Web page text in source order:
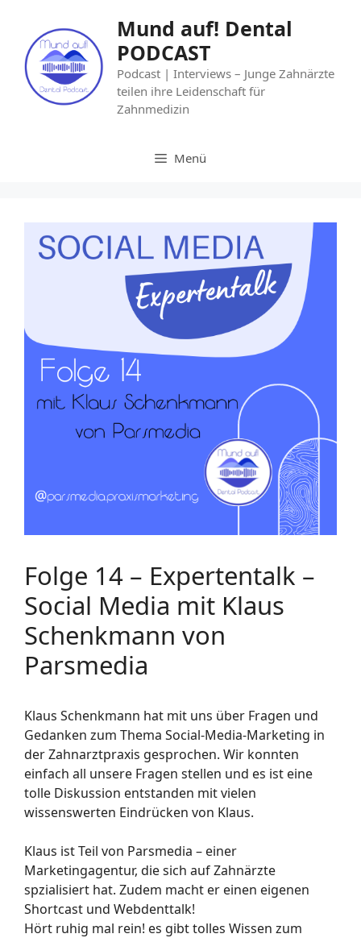
Mund auf! Dental
PODCAST
Podcast | Interviews – Junge Zahnärzte
teilen ihre Leidenschaft für
Zahnmedizin
Menü
Folge 14 – Expertentalk –
Social Media mit Klaus
Schenkmann von
Parsmedia
Klaus Schenkmann hat mit uns über Fragen und
Gedanken zum Thema Social-Media-Marketing in
der Zahnarztpraxis gesprochen. Wir konnten
einfach all unsere Fragen stellen und es ist eine
tolle Diskussion entstanden mit vielen
wissenswerten Eindrücken von Klaus.
Klaus ist Teil von Parsmedia – einer
Marketingagentur, die sich auf Zahnärzte
spzialisiert hat. Zudem macht er einen eigenen
Shortcast und Webdenttalk!
Hört ruhig mal rein! es gibt tolles Wissen zum